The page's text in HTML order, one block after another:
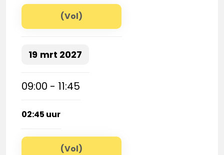
(Vol)
19 mrt 2027
09:00 - 11:45
02:45 uur
(Vol)